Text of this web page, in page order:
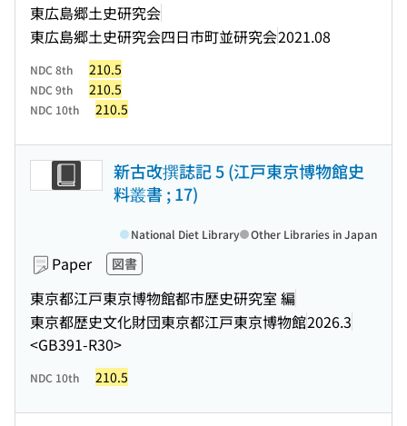
東広島郷土史研究会
東広島郷土史研究会四日市町並研究会2021.08
NDC 8th 210.5
NDC 9th 210.5
NDC 10th 210.5
新古改撰誌記 5 (江戸東京博物館史
料叢書 ; 17)
Paper 図書
東京都江戸東京博物館都市歴史研究室 編
東京都歴史文化財団東京都江戸東京博物館2026.3
<GB391-R30>
National Diet Library Other Libraries in Japan
NDC 10th 210.5